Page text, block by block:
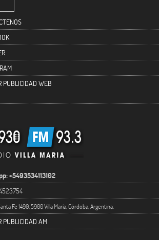
PUBLICIDAD WEB
+5493534113102
Fe 1490. 5900 Villa María, Córdoba, Argentina.
PUBLICIDAD AM